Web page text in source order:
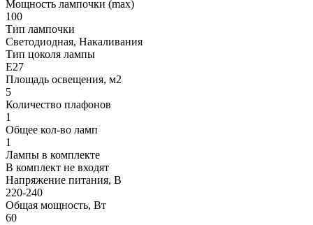
Мощность лампочки (max)
100
Тип лампочки
Светодиодная, Накаливания
Тип цоколя лампы
E27
Площадь освещения, м2
5
Количество плафонов
1
Общее кол-во ламп
1
Лампы в комплекте
В комплект не входят
Напряжение питания, В
220-240
Общая мощность, Вт
60